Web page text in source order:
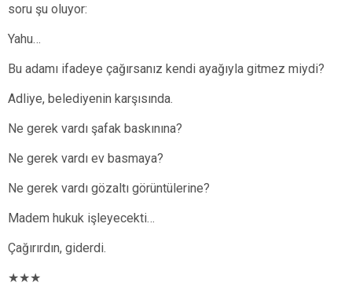
soru şu oluyor:
Yahu…
Bu adamı ifadeye çağırsanız kendi ayağıyla gitmez miydi?
Adliye, belediyenin karşısında.
Ne gerek vardı şafak baskınına?
Ne gerek vardı ev basmaya?
Ne gerek vardı gözaltı görüntülerine?
Madem hukuk işleyecekti…
Çağırırdın, giderdi.
★★★